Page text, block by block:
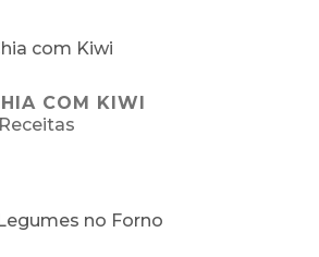
COM KIWI
Receitas